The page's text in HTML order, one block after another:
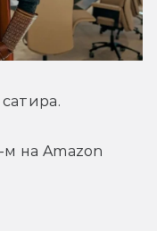
на Amazon